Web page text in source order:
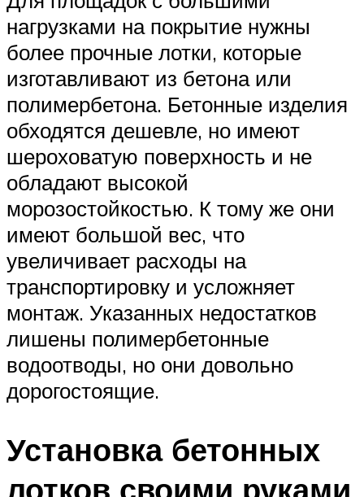
нагрузками на покрытие нужны
более прочные лотки, которые
изготавливают из бетона или
полимербетона. Бетонные изделия
обходятся дешевле, но имеют
шероховатую поверхность и не
обладают высокой
морозостойкостью. К тому же они
имеют большой вес, что
увеличивает расходы на
транспортировку и усложняет
монтаж. Указанных недостатков
лишены полимербетонные
водоотводы, но они довольно
дорогостоящие.
Установка бетонных